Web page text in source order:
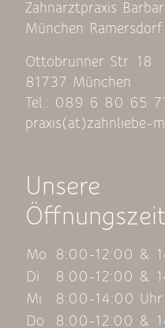
Zahnarztpraxis
München Ramersdorf
Ottobrunner Str. 18
81737 München
Tel.: 089 6 80 65
praxis(at)zahnliebe-
Unsere
Mo
8:00-12:00 &
Di
8:00-12:00 &
Mi
8:00-14:00 Uhr
Do
8:00-12:00 &